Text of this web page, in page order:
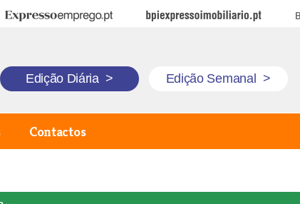
Expresso Emprego BPI Expresso Imobiliário
Edição Diária > Edição Semanal >
Contactos